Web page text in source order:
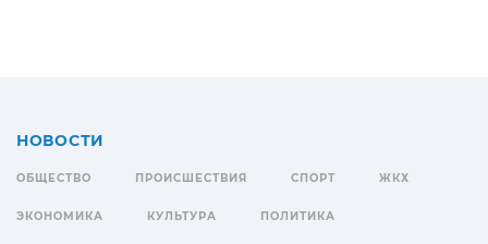
НОВОСТИ
ОБЩЕСТВО ПРОИСШЕСТВИЯ СПОРТ ЖКХ
ЭКОНОМИКА КУЛЬТУРА ПОЛИТИКА